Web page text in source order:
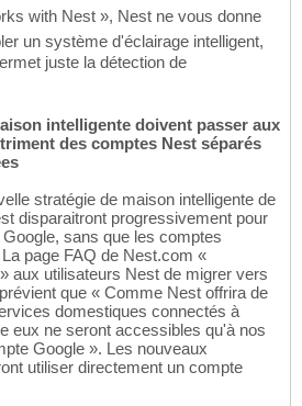
with Nest », Nest ne vous donne
un système d'éclairage intelligent,
juste la détection de
intelligente doivent passer aux
des comptes Nest séparés
stratégie de maison intelligente de
disparaitront progressivement pour
sans que les comptes
page FAQ de Nest.com «
aux utilisateurs Nest de migrer vers
que « Comme Nest offrira de
domestiques connectés à
eux ne seront accessibles qu'à nos
Google ». Les nouveaux
utiliser directement un compte